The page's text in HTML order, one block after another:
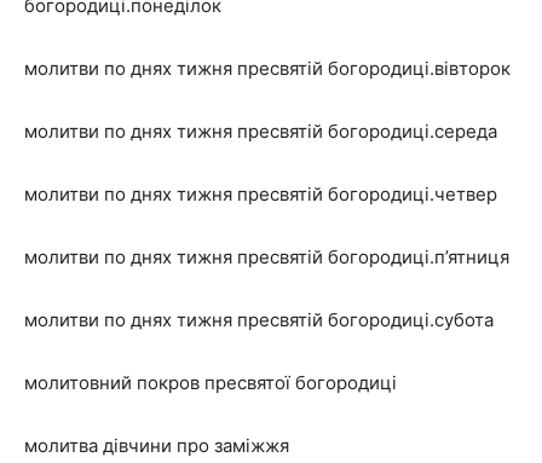
богородиці.понеділок
молитви по днях тижня пресвятій богородиці.вівторок
молитви по днях тижня пресвятій богородиці.середа
молитви по днях тижня пресвятій богородиці.четвер
молитви по днях тижня пресвятій богородиці.п’ятниця
молитви по днях тижня пресвятій богородиці.субота
молитовний покров пресвятої богородиці
молитва дівчини про заміжжя